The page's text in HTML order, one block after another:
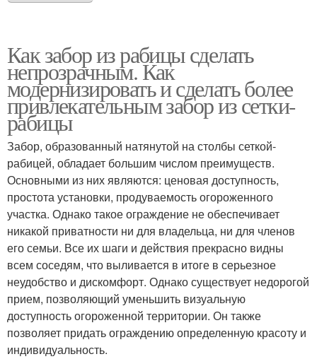
Как забор из рабицы сделать
непрозрачным. Как
модернизировать и сделать более
привлекательным забор из сетки-
рабицы
Забор, образованный натянутой на столбы сеткой-
рабицей, обладает большим числом преимуществ.
Основными из них являются: ценовая доступность,
простота установки, продуваемость огороженного
участка. Однако такое ограждение не обеспечивает
никакой приватности ни для владельца, ни для членов
его семьи. Все их шаги и действия прекрасно видны
всем соседям, что выливается в итоге в серьезное
неудобство и дискомфорт. Однако существует недорогой
прием, позволяющий уменьшить визуальную
доступность огороженной территории. Он также
позволяет придать ограждению определенную красоту и
индивидуальность.